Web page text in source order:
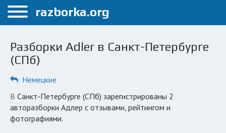
Меню
Санкт-Петербург
Каталог разборок
Автосервисы
Разборки Adler в Санкт-Петербурге
(СПб)
Немецкие
в Санкт-Петербурге (СПб) зарегистрированы 2
авторазборки Адлер с отзывами, рейтингом и
фотографиями.
razborka.org